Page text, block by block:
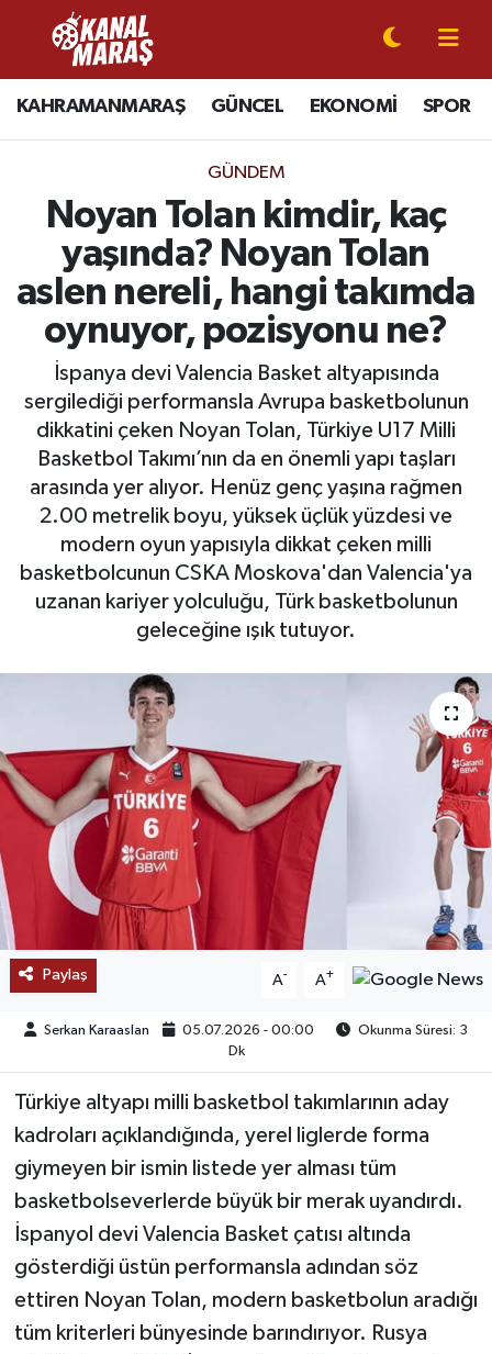
KAHRAMANMARAŞ GÜNCEL EKONOMİ SPOR
GÜNDEM
Noyan Tolan kimdir, kaç
yaşında? Noyan Tolan
aslen nereli, hangi takımda
oynuyor, pozisyonu ne?
İspanya devi Valencia Basket altyapısında
sergilediği performansla Avrupa basketbolunun
dikkatini çeken Noyan Tolan, Türkiye U17 Milli
Basketbol Takımı’nın da en önemli yapı taşları
arasında yer alıyor. Henüz genç yaşına rağmen
2.00 metrelik boyu, yüksek üçlük yüzdesi ve
modern oyun yapısıyla dikkat çeken milli
basketbolcunun CSKA Moskova'dan Valencia'ya
uzanan kariyer yolculuğu, Türk basketbolunun
geleceğine ışık tutuyor.
Paylaş A- A+
Serkan Karaaslan 05.07.2026 - 00:00
Okunma Süresi: 3
Dk
Türkiye altyapı milli basketbol takımlarının aday
kadroları açıklandığında, yerel liglerde forma
giymeyen bir ismin listede yer alması tüm
basketbolseverlerde büyük bir merak uyandırdı.
İspanyol devi Valencia Basket çatısı altında
gösterdiği üstün performansla adından söz
ettiren Noyan Tolan, modern basketbolun aradığı
tüm kriterleri bünyesinde barındırıyor. Rusya
CANLI YAYIN
KAHRAMANMARAŞ
SPOR
SİYASET
EKONOMİ
GÜNDEM
MAGAZİN
KEŞFET
POPÜLER
DÜNYA
TREND
MEDYA
OTOMOTİV
TEKNOLOJİ
YAŞAM
KÜLTÜR SANAT
Kahramanmaraş Nöbetçi Eczaneler
Kahramanmaraş Hava Durumu
Kahramanmaraş Namaz Vakitleri
Kahramanmaraş Trafik Yoğunluk Haritası
Süper Lig Puan Durumu ve Fikstür
Tüm Manşetler
Son Dakika Haberleri
Haber Arşivi